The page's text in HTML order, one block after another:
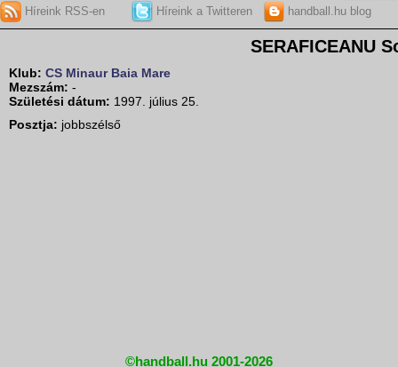
Híreink RSS-en Híreink a Twitteren handball.hu blog
SERAFICEANU
Klub: CS Minaur Baia Mare
Mezszám: -
Születési dátum: 1997. július 25.
Posztja: jobbszélső
©handball.hu 2001-2026